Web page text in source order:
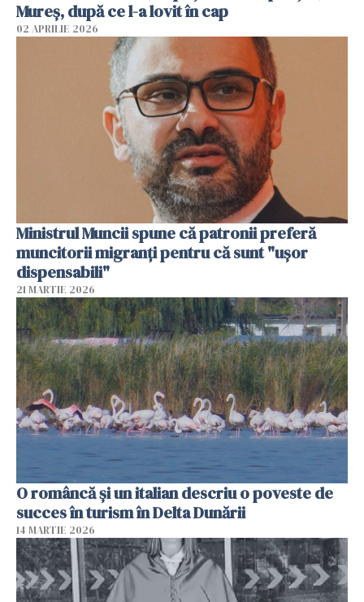
Mureș, după ce l-a lovit în cap
02 APRILIE 2026
Ministrul Muncii spune că patronii preferă
muncitorii migranți pentru că sunt "uşor
dispensabili"
21 MARTIE 2026
O româncă și un italian descriu o poveste de
succes în turism în Delta Dunării
14 MARTIE 2026